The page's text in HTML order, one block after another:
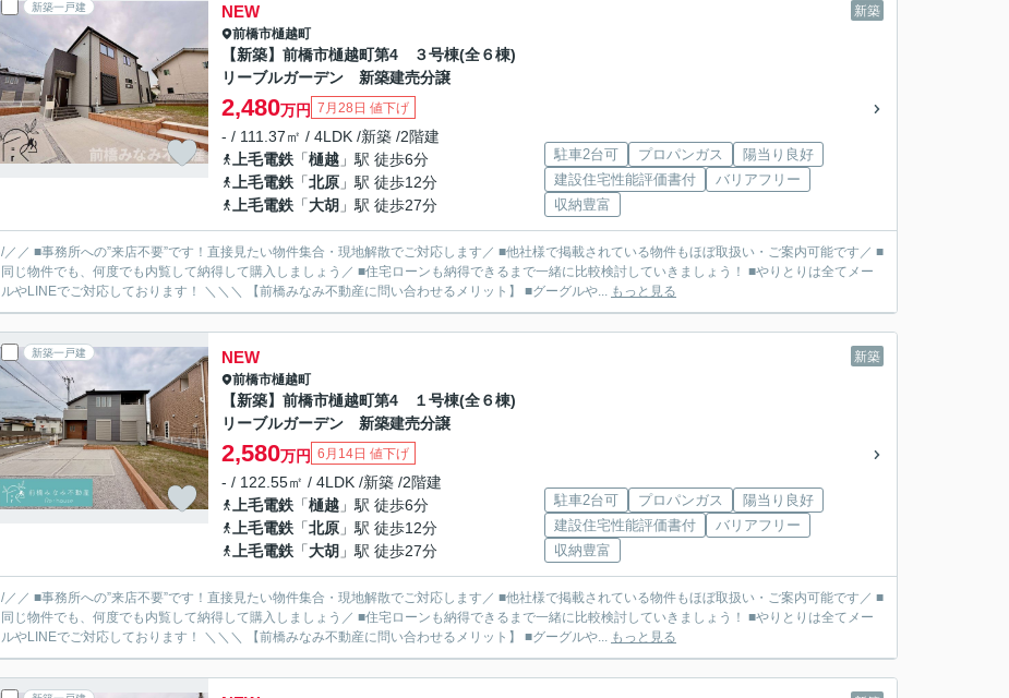
新築一戸建 新築
NEW
前橋市樋越町
【新築】前橋市樋越町第4 ３号棟(全６棟)
リーブルガーデン 新築建売分譲
2,480万円 7月28日 値下げ
- / 111.37㎡ / 4LDK /新築 /2階建
上毛電鉄 「樋越 」駅 徒歩6分
上毛電鉄 「北原 」駅 徒歩12分
上毛電鉄 「大胡 」駅 徒歩27分
駐車2台可 プロパンガス
陽当り良好
建設住宅性能評価書付
バリアフリー
収納豊富
/／／ ■事務所への”来店不要”です！直接見たい物件集合・現地解散でご対応します／ ■他社様で掲載されている物件もほぼ取扱い・ご案内可能です／ ■
同じ物件でも、何度でも内覧して納得して購入しましょう／ ■住宅ローンも納得できるまで一緒に比較検討していきましょう！ ■やりとりは全てメー
ルやLINEでご対応しております！ ＼＼＼ 【前橋みなみ不動産に問い合わせるメリット】 ■グーグルや... もっと見る
新築一戸建 新築
NEW
前橋市樋越町
【新築】前橋市樋越町第4 １号棟(全６棟)
リーブルガーデン 新築建売分譲
2,580万円 6月14日 値下げ
- / 122.55㎡ / 4LDK /新築 /2階建
上毛電鉄 「樋越 」駅 徒歩6分
上毛電鉄 「北原 」駅 徒歩12分
上毛電鉄 「大胡 」駅 徒歩27分
駐車2台可 プロパンガス
陽当り良好
建設住宅性能評価書付
バリアフリー
収納豊富
/／／ ■事務所への”来店不要”です！直接見たい物件集合・現地解散でご対応します／ ■他社様で掲載されている物件もほぼ取扱い・ご案内可能です／ ■
同じ物件でも、何度でも内覧して納得して購入しましょう／ ■住宅ローンも納得できるまで一緒に比較検討していきましょう！ ■やりとりは全てメー
ルやLINEでご対応しております！ ＼＼＼ 【前橋みなみ不動産に問い合わせるメリット】 ■グーグルや... もっと見る